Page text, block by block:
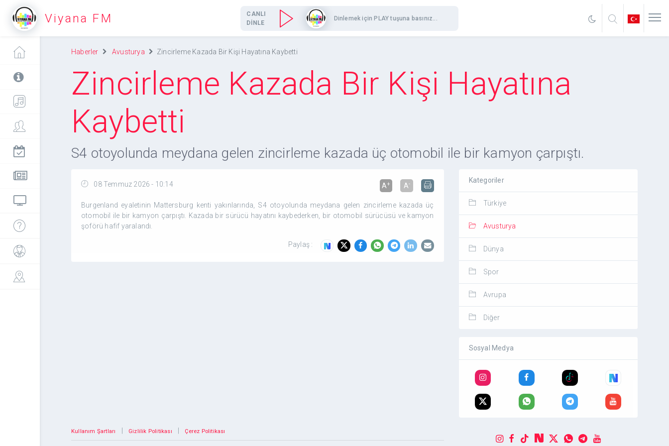
Viyana FM
CANLI
DİNLE
Dinlemek için PLAY tuşuna basınız...
Haberler Avusturya Zincirleme Kazada Bir Kişi Hayatına Kaybetti
Zincirleme Kazada Bir Kişi Hayatına
Kaybetti
S4 otoyolunda meydana gelen zincirleme kazada üç otomobil ile bir kamyon çarpıştı.
08 Temmuz 2026 - 10:14 A+ A-
Burgenland eyaletinin Mattersburg kenti yakınlarında, S4 otoyolunda meydana gelen zincirleme kazada üç
otomobil ile bir kamyon çarpıştı. Kazada bir sürücü hayatını kaybederken, bir otomobil sürücüsü ve kamyon
şoförü hafif yaralandı.
Paylaş :
Kategoriler
Türkiye
Avusturya
Dünya
Spor
Avrupa
Diğer
Sosyal Medya
Kullanım Şartları Gizlilik Politikası Çerez Politikası